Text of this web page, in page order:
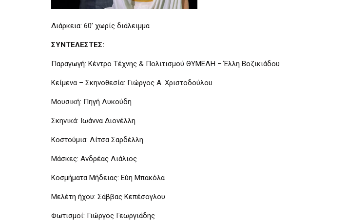
Διάρκεια: 60’ χωρίς διάλειμμα
ΣΥΝΤΕΛΕΣΤΕΣ:
Παραγωγή: Κέντρο Τέχνης & Πολιτισμού ΘΥΜΕΛΗ – Έλλη Βοζικιάδου
Κείμενα – Σκηνοθεσία: Γιώργος Α. Χριστοδούλου
Μουσική: Πηγή Λυκούδη
Σκηνικά: Ιωάννα Διονέλλη
Κοστούμια: Λίτσα Σαρδέλλη
Μάσκες: Ανδρέας Λιάλιος
Κοσμήματα Μήδειας: Εύη Μπακόλα
Μελέτη ήχου: Σάββας Κεπέσογλου
Φωτισμοί: Γιώργος Γεωργιάδης